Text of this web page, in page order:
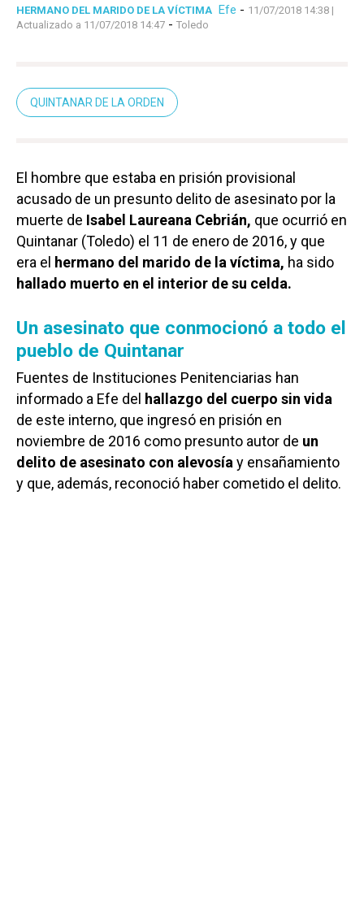
HERMANO DEL MARIDO DE LA VÍCTIMA Efe - 11/07/2018 14:38 |
Actualizado a 11/07/2018 14:47 - Toledo
QUINTANAR DE LA ORDEN
El hombre que estaba en prisión provisional
acusado de un presunto delito de asesinato por la
muerte de Isabel Laureana Cebrián, que ocurrió en
Quintanar (Toledo) el 11 de enero de 2016, y que
era el hermano del marido de la víctima, ha sido
hallado muerto en el interior de su celda.
Un asesinato que conmocionó a todo el
pueblo de Quintanar
Fuentes de Instituciones Penitenciarias han
informado a Efe del hallazgo del cuerpo sin vida
de este interno, que ingresó en prisión en
noviembre de 2016 como presunto autor de un
delito de asesinato con alevosía y ensañamiento
y que, además, reconoció haber cometido el delito.